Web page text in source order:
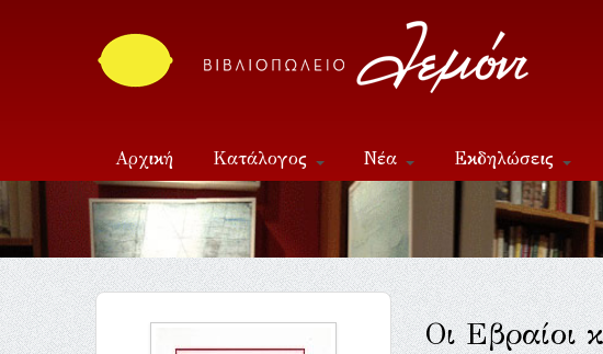
Αρχική Κατάλογος Νέα Εκδηλώσεις
Επικοινωνία
Οι Εβραίοι